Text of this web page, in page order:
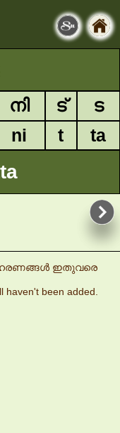
നി ട്
ട
ni t ta
ഇതുവരെ
haven't been added.